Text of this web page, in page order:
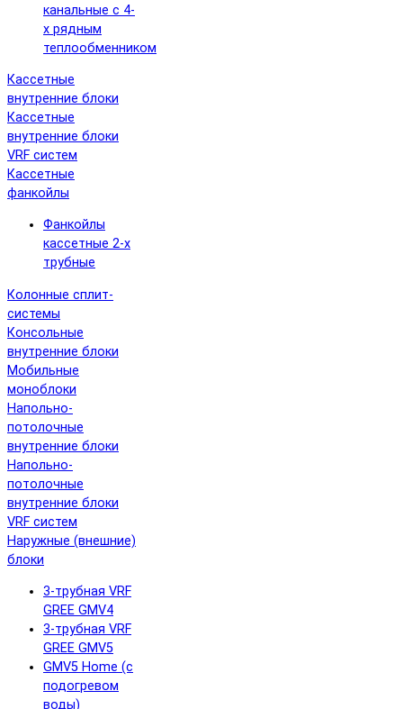
канальные с 4-
х рядным
теплообменником
Кассетные
внутренние блоки
Кассетные
внутренние блоки
VRF систем
Кассетные
фанкойлы
Фанкойлы
кассетные 2-х
трубные
Колонные сплит-
системы
Консольные
внутренние блоки
Мобильные
моноблоки
Напольно-
потолочные
внутренние блоки
Напольно-
потолочные
внутренние блоки
VRF систем
Наружные (внешние)
блоки
3-трубная VRF
GREE GMV4
3-трубная VRF
GREE GMV5
GMV5 Home (с
подогревом
воды)